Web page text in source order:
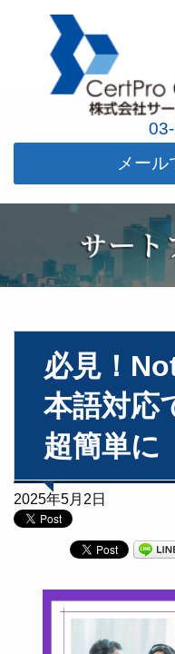
メー
必見！
本語対応
超簡単に
2025年5月2日